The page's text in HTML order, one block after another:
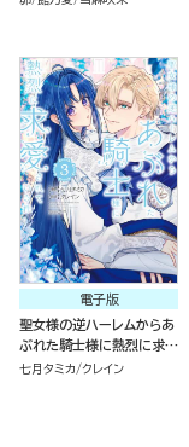
電子版
聖女様の逆ハーレムからあ
ぶれた騎士様に熱烈に求愛
されている件 （3）
七月タミカ クレイン